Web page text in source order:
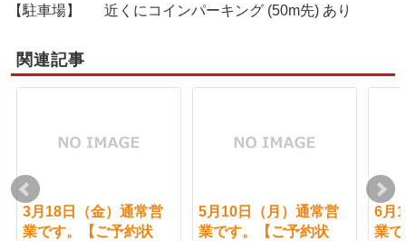
【駐車場】
近くにコインパーキング (50m先) あり
関連記事
3月18日（金）通常営
業です。【ご予約状
5月10日（月）通常営
業です。【ご予約状
6月
業